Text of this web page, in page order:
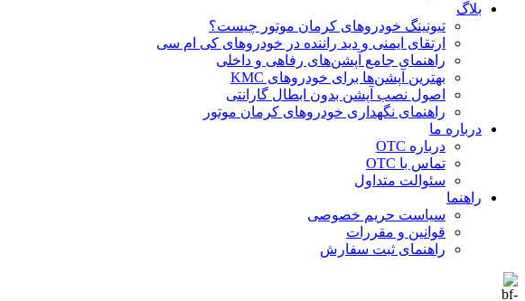
بلاگ
تیونینگ خودروهای کرمان موتور چیست؟
ارتقای ایمنی و دید راننده در خودروهای کی ام سی
راهنمای جامع آپشن‌های رفاهی و داخلی
بهترین آپشن‌ها برای خودروهای KMC
اصول نصب آپشن بدون ابطال گارانتی
راهنمای نگهداری خودروهای کرمان موتور
درباره ما
درباره OTC
تماس با OTC
سئوالت متداول
راهنما
سیاست حریم خصوصی
قوانین و مقررات
راهنمای ثبت سفارش